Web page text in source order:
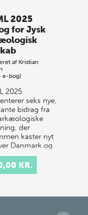
til
inviterer igen i
lagersalg,
onsdag den
2025
for Jysk
af Kristian
e-bog)
2025
seks nye,
bidrag fra
der
kaster nyt
Danmark og
historie.
KR.